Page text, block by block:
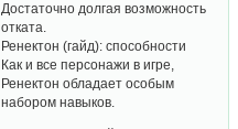
Достаточно долгая возможность
отката.
Ренектон (гайд): способности
Как и все персонажи в игре,
Ренектон обладает особым
набором навыков.